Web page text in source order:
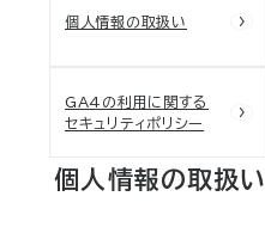
個人情報の取扱い
GA4の利用に関する
セキュリティポリシー
個人情報の取扱い